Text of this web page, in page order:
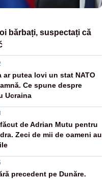
bărbați, suspectați că
ar putea lovi un stat NATO
Ce spune despre
Ucraina
de Adrian Mutu pentru
Zeci de mii de oameni au
precedent pe Dunăre.